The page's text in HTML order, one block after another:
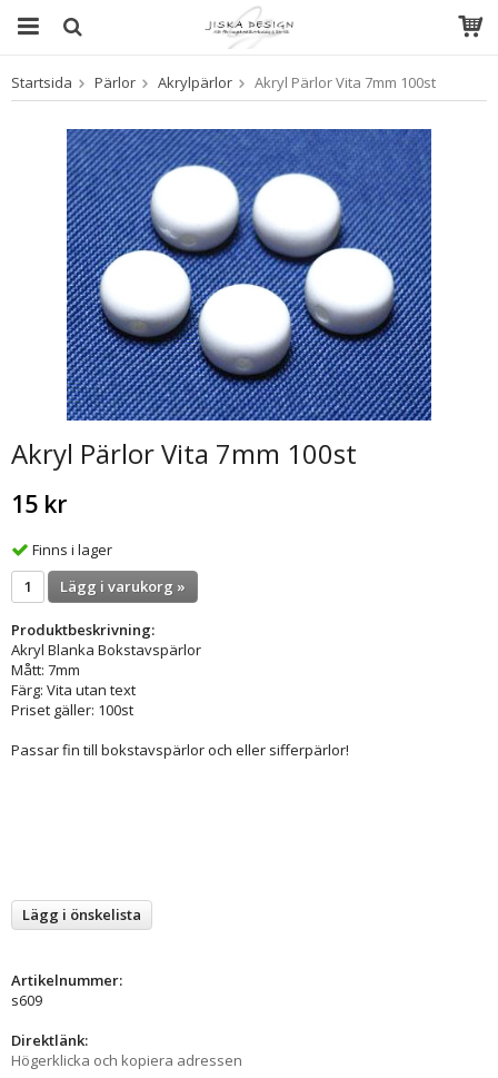
Produkten har blivit tillagd i varukorgen
Startsida Pärlor Akrylpärlor Akryl Pärlor Vita 7mm 100st
Akryl Pärlor Vita 7mm 100st
15 kr
Finns i lager
Lägg i varukorg »
Produktbeskrivning:
Akryl Blanka Bokstavspärlor
Mått: 7mm
Färg: Vita utan text
Priset gäller: 100st
Passar fin till bokstavspärlor och eller sifferpärlor!
Lägg i önskelista
Artikelnummer:
s609
Direktlänk:
Högerklicka och kopiera adressen